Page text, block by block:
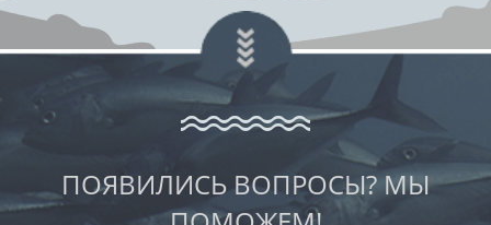
ПОЯВИЛИСЬ ВОПРОСЫ? МЫ